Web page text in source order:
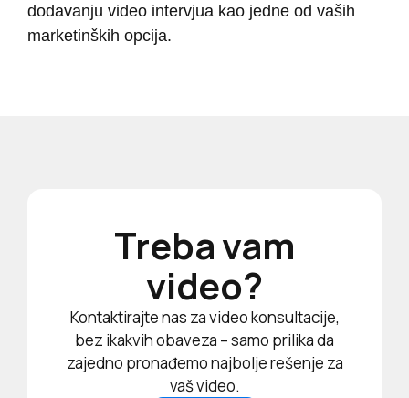
dodavanju video intervjua kao jedne od vaših
marketinških opcija.
Treba vam
video?
Kontaktirajte nas za video konsultacije,
bez ikakvih obaveza – samo prilika da
zajedno pronađemo najbolje rešenje za
vaš video.